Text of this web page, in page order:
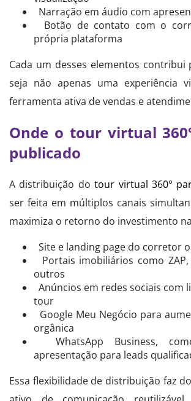
Narração em áudio com
Botão de contato com o
própria plataforma
Cada um desses elementos
seja não apenas uma experiência
ferramenta ativa de vendas e
Onde o tour virtual
publicado
A distribuição dotour virtual 360°
ser feita em múltiplos canais
maximiza o retorno do investimento
Site e landing page do corretor
Portais imobiliários como ZAP,
outros
Anúncios em redes sociais com
tour
Google Meu Negócio para
orgânica
WhatsApp Business,
apresentação para leads
Essa flexibilidade de distribuição faz